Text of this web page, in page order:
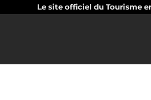
Le site officiel du Tourisme